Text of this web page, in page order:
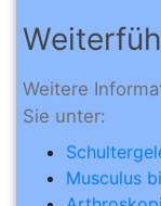
Weitere
Sie unter:
Musculus